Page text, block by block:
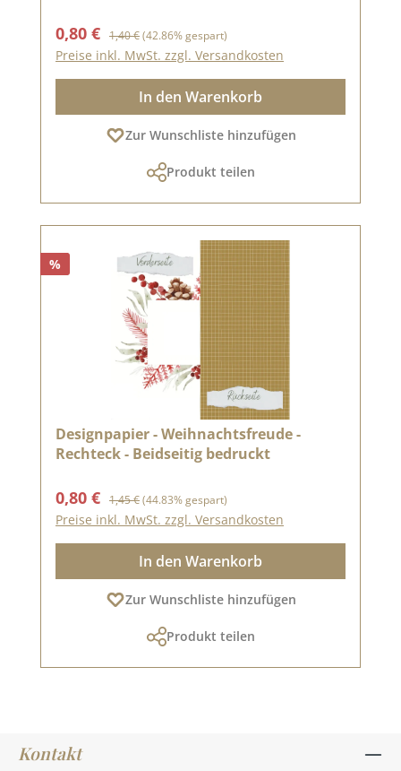
Verkaufspreis:
0,80 € Regulärer Preis:
1,40 €(42.86% gespart)
Preise inkl. MwSt. zzgl. Versandkosten
In den Warenkorb
Zur Wunschliste hinzufügen
Produkt teilen
%
Designpapier - Weihnachtsfreude -
Rechteck - Beidseitig bedruckt
Verkaufspreis:
0,80 € Regulärer Preis:
1,45 €(44.83% gespart)
Preise inkl. MwSt. zzgl. Versandkosten
In den Warenkorb
Zur Wunschliste hinzufügen
Produkt teilen
Kontakt